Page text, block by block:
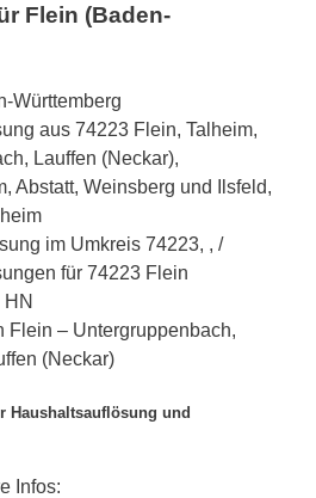
Flein (Baden-
Württemberg
aus 74223 Flein, Talheim,
Lauffen (Neckar),
Abstatt, Weinsberg und Ilsfeld,
im Umkreis 74223, , /
für 74223 Flein
Flein – Untergruppenbach,
(Neckar)
Haushaltsauflösung und
Infos: